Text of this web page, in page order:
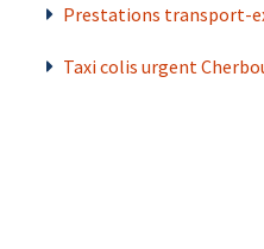
Prestations transport-
Taxi colis urgent